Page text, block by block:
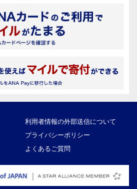
利用者情報の外部送信について
プライバシーポリシー
よくあるご質問